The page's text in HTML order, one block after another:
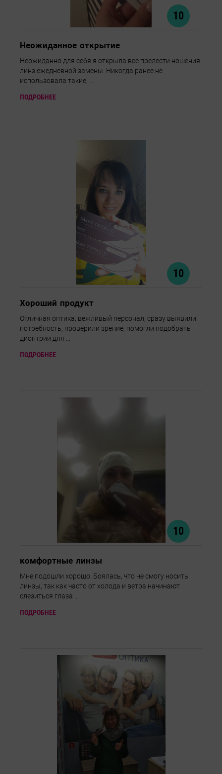
10
Неожиданное открытие
Неожиданно для себя я открыла все прелести ношения
линз ежедневной замены. Никогда ранее не
использовала такие, ...
ПОДРОБНЕЕ
10
Хороший продукт
Отличная оптика, вежливый персонал, сразу выявили
потребность, проверили зрение, помогли подобрать
диоптрии для ...
ПОДРОБНЕЕ
10
комфортные линзы
Мне подошли хорошо. Боялась, что не смогу носить
линзы, так как часто от холода и ветра начинают
слезиться глаза ...
ПОДРОБНЕЕ